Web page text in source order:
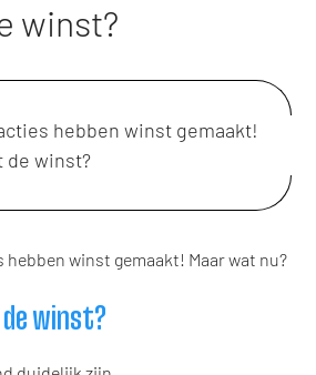
winst?
hebben winst gemaakt!
de winst?
winst gemaakt! Maar wat nu?
winst?